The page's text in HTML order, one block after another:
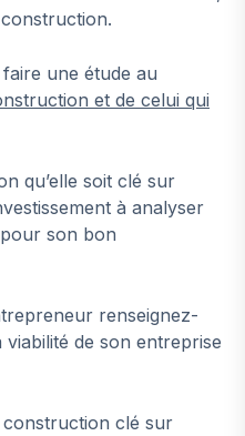
une étude au
et de celui qui
qu’elle soit clé sur
à analyser
son bon
renseignez-
de son entreprise
clé sur